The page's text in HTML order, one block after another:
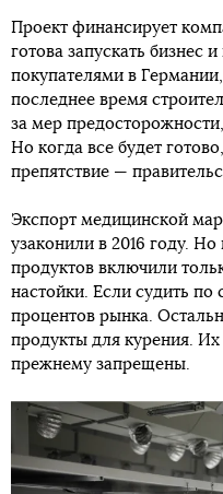
Проект финансирует
готова запускать бизнес
покупателями в
последнее время
за мер
Но когда все будет
препятствие —
Экспорт медицинской
узаконили в 2016 году.
продуктов включили
настойки. Если судить по
процентов рынка.
продукты для курения.
прежнему запрещены.